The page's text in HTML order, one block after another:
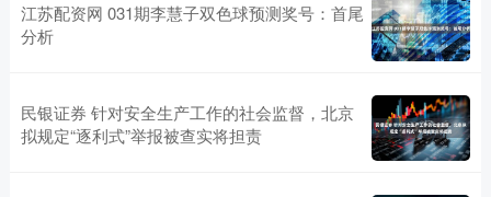
江苏配资网 031期李慧子双色球预测奖号：首尾
分析
民银证券 针对安全生产工作的社会监督，北京
拟规定“逐利式”举报被查实将担责